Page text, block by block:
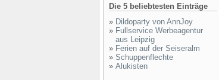
Die 5 beliebtesten Einträge
» Dildoparty von AnnJoy
» Fullservice Werbeagentur
aus Leipzig
» Ferien auf der Seiseralm
» Schuppenflechte
» Alukisten